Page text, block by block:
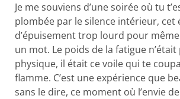
Je me souviens d’une soirée où tu
plombée par le silence intérieur, cet
d’épuisement trop lourd pour
un mot. Le poids de la fatigue
physique, il était ce voile qui te
flamme. C’est une expérience que
sans le dire, ce moment où l’envie